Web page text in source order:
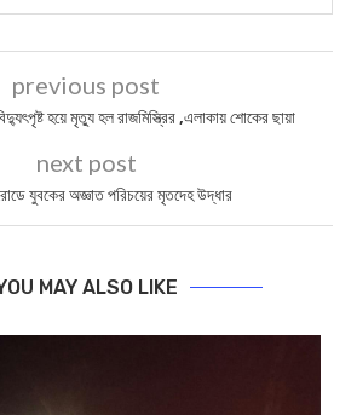
previous post
হয়ে মৃত্যু হল রাজমিস্ত্রির ,এলাকায় শোকের ছায়া
next post
যুবকের অজ্ঞাত পরিচয়ের মৃতদেহ উদ্ধার
MAY ALSO LIKE